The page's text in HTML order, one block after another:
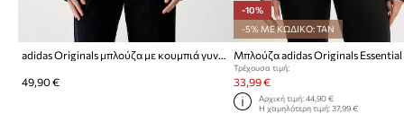
adidas Originals μπλούζα με κουμπιά γυναικεία Essentials
49,90 €
-10%
-5% ΜΕ ΚΩΔΙΚΟ: TAN
Μπλούζα adidas Originals Essential
Τρέχουσα τιμή:
33,99 €
Αρχική τιμή: 44,90 €
Η χαμηλότερη τιμή: 37,99 €